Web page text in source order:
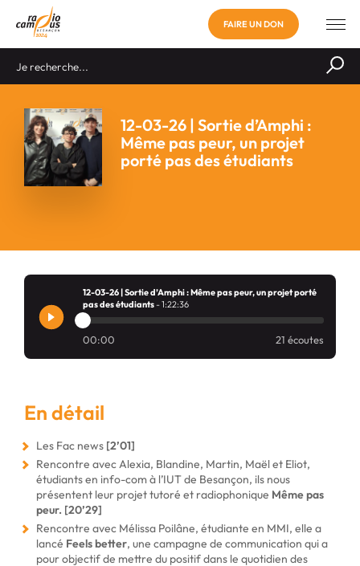
FAIRE UN DON
12-03-26 | Sortie d’Amphi :
Même pas peur, un projet
porté pas des étudiants
12-03-26 | Sortie d’Amphi : Même pas peur, un projet porté
pas des étudiants- 1:22:36
00:00 21 écoutes
En détail
Les Fac news [2’01]
Rencontre avec Alexia, Blandine, Martin, Maël et Eliot,
étudiants en info-com à l’IUT de Besançon, ils nous
présentent leur projet tutoré et radiophonique Même pas
peur. [20’29]
Rencontre avec Mélissa Poilâne, étudiante en MMI, elle a
lancé Feels better, une campagne de communication qui a
pour objectif de mettre du positif dans le quotidien des